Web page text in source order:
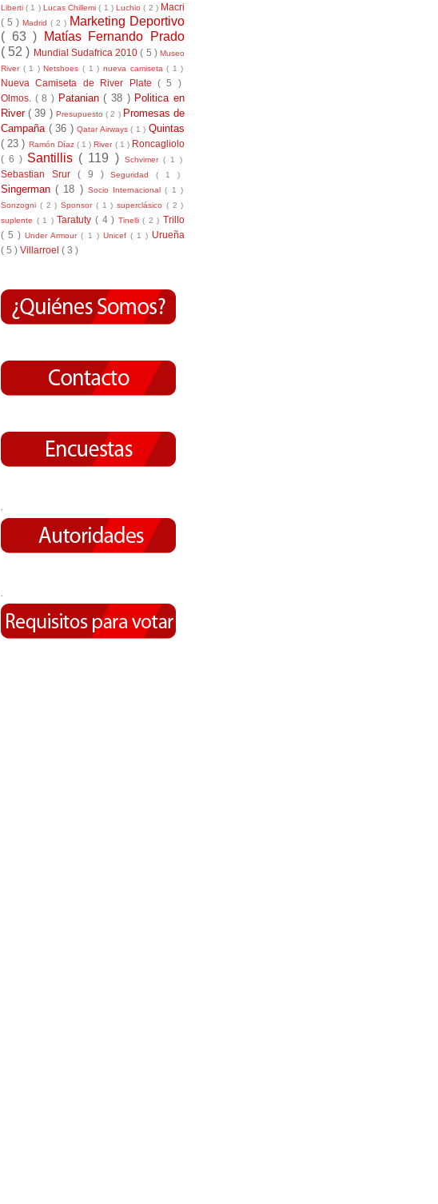
Liberti( 1 ) Lucas Chillemi( 1 )Luchio( 2 ) Macri
( 5 ) Madrid ( 2 ) Marketing Deportivo
( 63 )
Matías Fernando Prado
( 52 ) Mundial Sudafrica 2010( 5 )Museo
River ( 1 )Netshoes( 1 ) nueva camiseta( 1 )
Nueva Camiseta de River Plate ( 5 )
Olmos. ( 8 ) Patanian( 38 ) Politica en
River( 39 ) Presupuesto( 2 ) Promesas de
Campaña ( 36 )Qatar Airways( 1 )Quintas
( 23 ) Ramón Díaz ( 1 )River ( 1 ) Roncagliolo
( 6 ) Santillis ( 119 ) Schvimer ( 1 )
Sebastian Srur ( 9 )Seguridad( 1 )
Singerman( 18 ) Socio Internacional( 1 )
Sonzogni ( 2 ) Sponsor ( 1 ) superclásico ( 2 )
suplente ( 1 ) Taratuty ( 4 ) Tinelli( 2 ) Trillo
( 5 )Under Armour( 1 ) Unicef ( 1 ) Urueña
( 5 ) Villarroel ( 3 )